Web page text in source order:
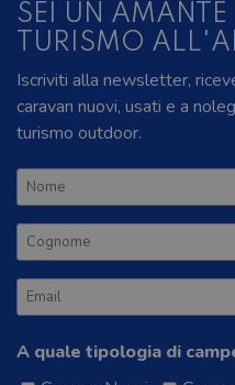
SEI UN AMANTE
TURISMO
Iscriviti alla newsletter,
caravan nuovi, usati e a
turismo outdoor.
A quale tipologia di